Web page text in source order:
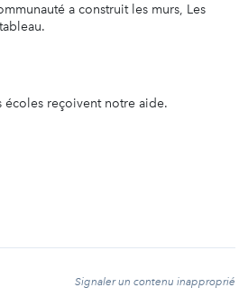
a construit les murs, Les
écoles reçoivent notre aide.
Signaler un contenu inapproprié